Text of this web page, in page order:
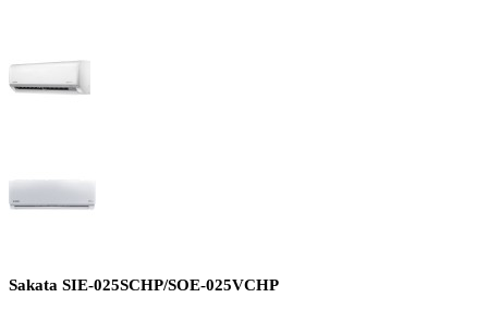
Sakata SIE-025SCHP/SOE-025VCHP